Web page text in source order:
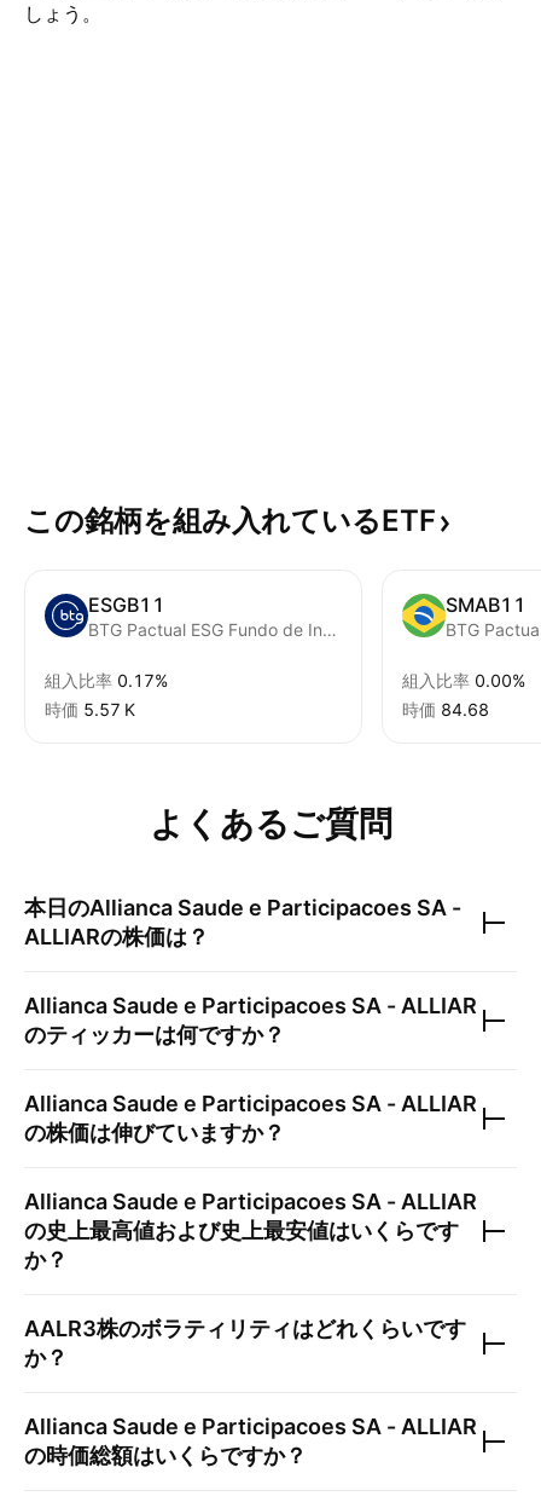
しょう。
この銘柄を組み入れているETF
ESGB11
BTG Pactual ESG Fundo de Indice SP Brazil ESG
組入比率 0.17%
時価 ‪5.57 K‬
SMAB11
組入比率 0.00%
時価 84.68
よくあるご質問
本日のAllianca Saude e Participacoes SA -
ALLIARの株価は？
Allianca Saude e Participacoes SA - ALLIAR
のティッカーは何ですか？
Allianca Saude e Participacoes SA - ALLIAR
の株価は伸びていますか？
Allianca Saude e Participacoes SA - ALLIAR
の史上最高値および史上最安値はいくらです
か？
AALR3株のボラティリティはどれくらいです
か？
Allianca Saude e Participacoes SA - ALLIAR
の時価総額はいくらですか？